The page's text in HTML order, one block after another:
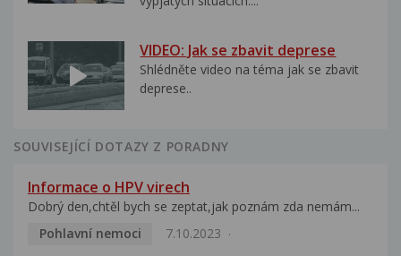
VIDEO: Jak se zbavit deprese
Shlédněte video na téma jak se zbavit
deprese..
SOUVISEJÍCÍ DOTAZY Z PORADNY
Informace o HPV virech
Dobrý den,chtěl bych se zeptat,jak poznám zda nemám...
Pohlavní nemoci
7.10.2023